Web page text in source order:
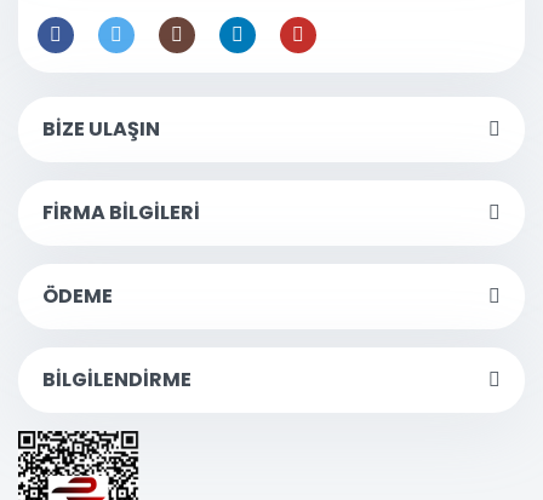
BİZE ULAŞIN
FİRMA BİLGİLERİ
ÖDEME
BİLGİLENDİRME